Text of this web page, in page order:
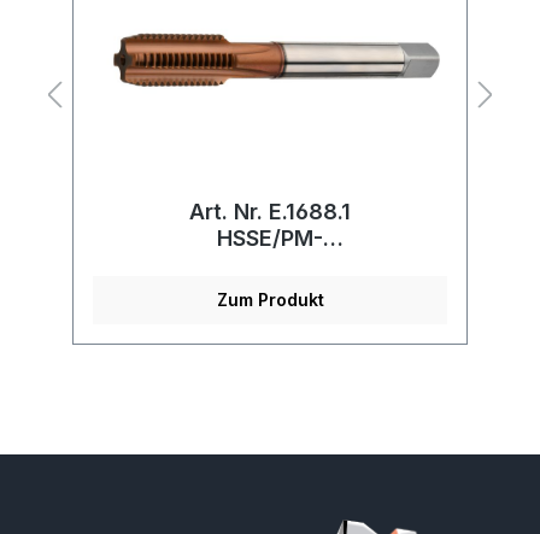
Art. Nr. E.1688.1
HSSE/PM-
Zum Produkt